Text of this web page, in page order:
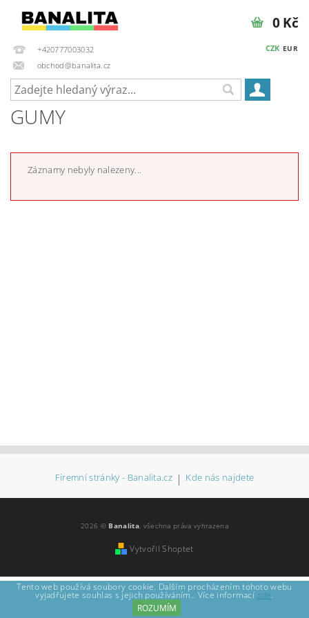
+420777003032
obchod@banalita.cz
CZK EUR
0 Kč
GUMY
Záznamy nebyly nalezeny...
Firemní stránky - Banalita.cz | Kde nás najdete
2026 © Banalita, všechna práva vyhrazena
Vytvořil Shoptet
Tento web používá soubory cookie. Dalším procházením tohoto webu
vyjadřujete souhlas s jejich používáním.. Více informací zde.
ROZUMÍM